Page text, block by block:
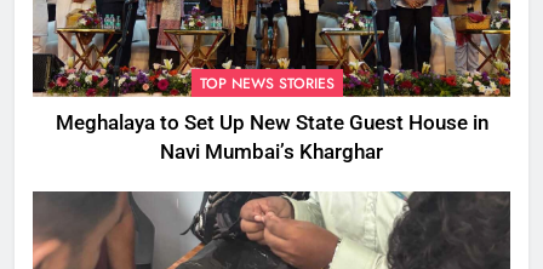
TOP NEWS STORIES
Meghalaya to Set Up New State Guest House in
Navi Mumbai’s Kharghar